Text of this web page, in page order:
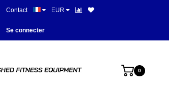
Meilleurs prix et meilleur
Contact EUR
Se connecter
0